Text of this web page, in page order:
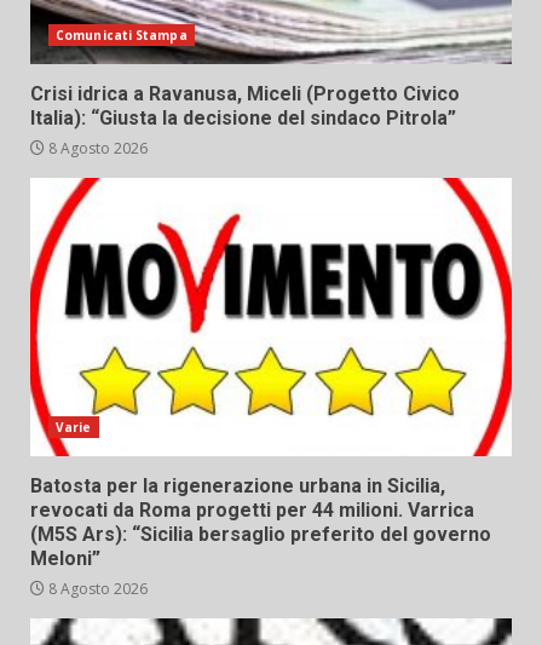
Comunicati Stampa
Crisi idrica a Ravanusa, Miceli (Progetto Civico
Italia): “Giusta la decisione del sindaco Pitrola”
8 Agosto 2026
Varie
Batosta per la rigenerazione urbana in Sicilia,
revocati da Roma progetti per 44 milioni. Varrica
(M5S Ars): “Sicilia bersaglio preferito del governo
Meloni”
8 Agosto 2026